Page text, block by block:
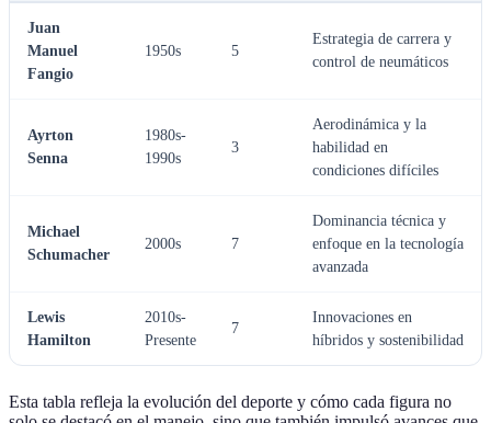
Juan
Manuel
Fangio
1950s 5
Estrategia de carrera y
control de neumáticos
Ayrton
Senna
1980s-
1990s
3
Aerodinámica y la
habilidad en
condiciones difíciles
Michael
Schumacher
2000s 7
Dominancia técnica y
enfoque en la tecnología
avanzada
Lewis
Hamilton
2010s-
Presente
7
Innovaciones en
híbridos y sostenibilidad
Esta tabla refleja la evolución del deporte y cómo cada figura no